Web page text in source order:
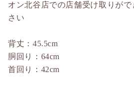
オン北谷店での店舗受け取りが
さい
背丈：45.5cm
胴回り：64cm
首回り：42cm